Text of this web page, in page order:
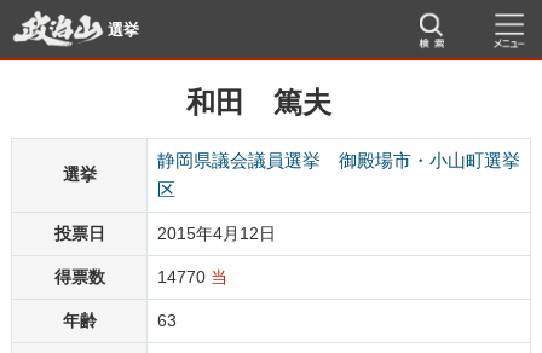
選挙
和田 篤夫
選挙
静岡県議会議員選挙 御殿場市・小山町選挙
区
投票日 2015年4月12日
得票数 14770 当
年齢 63